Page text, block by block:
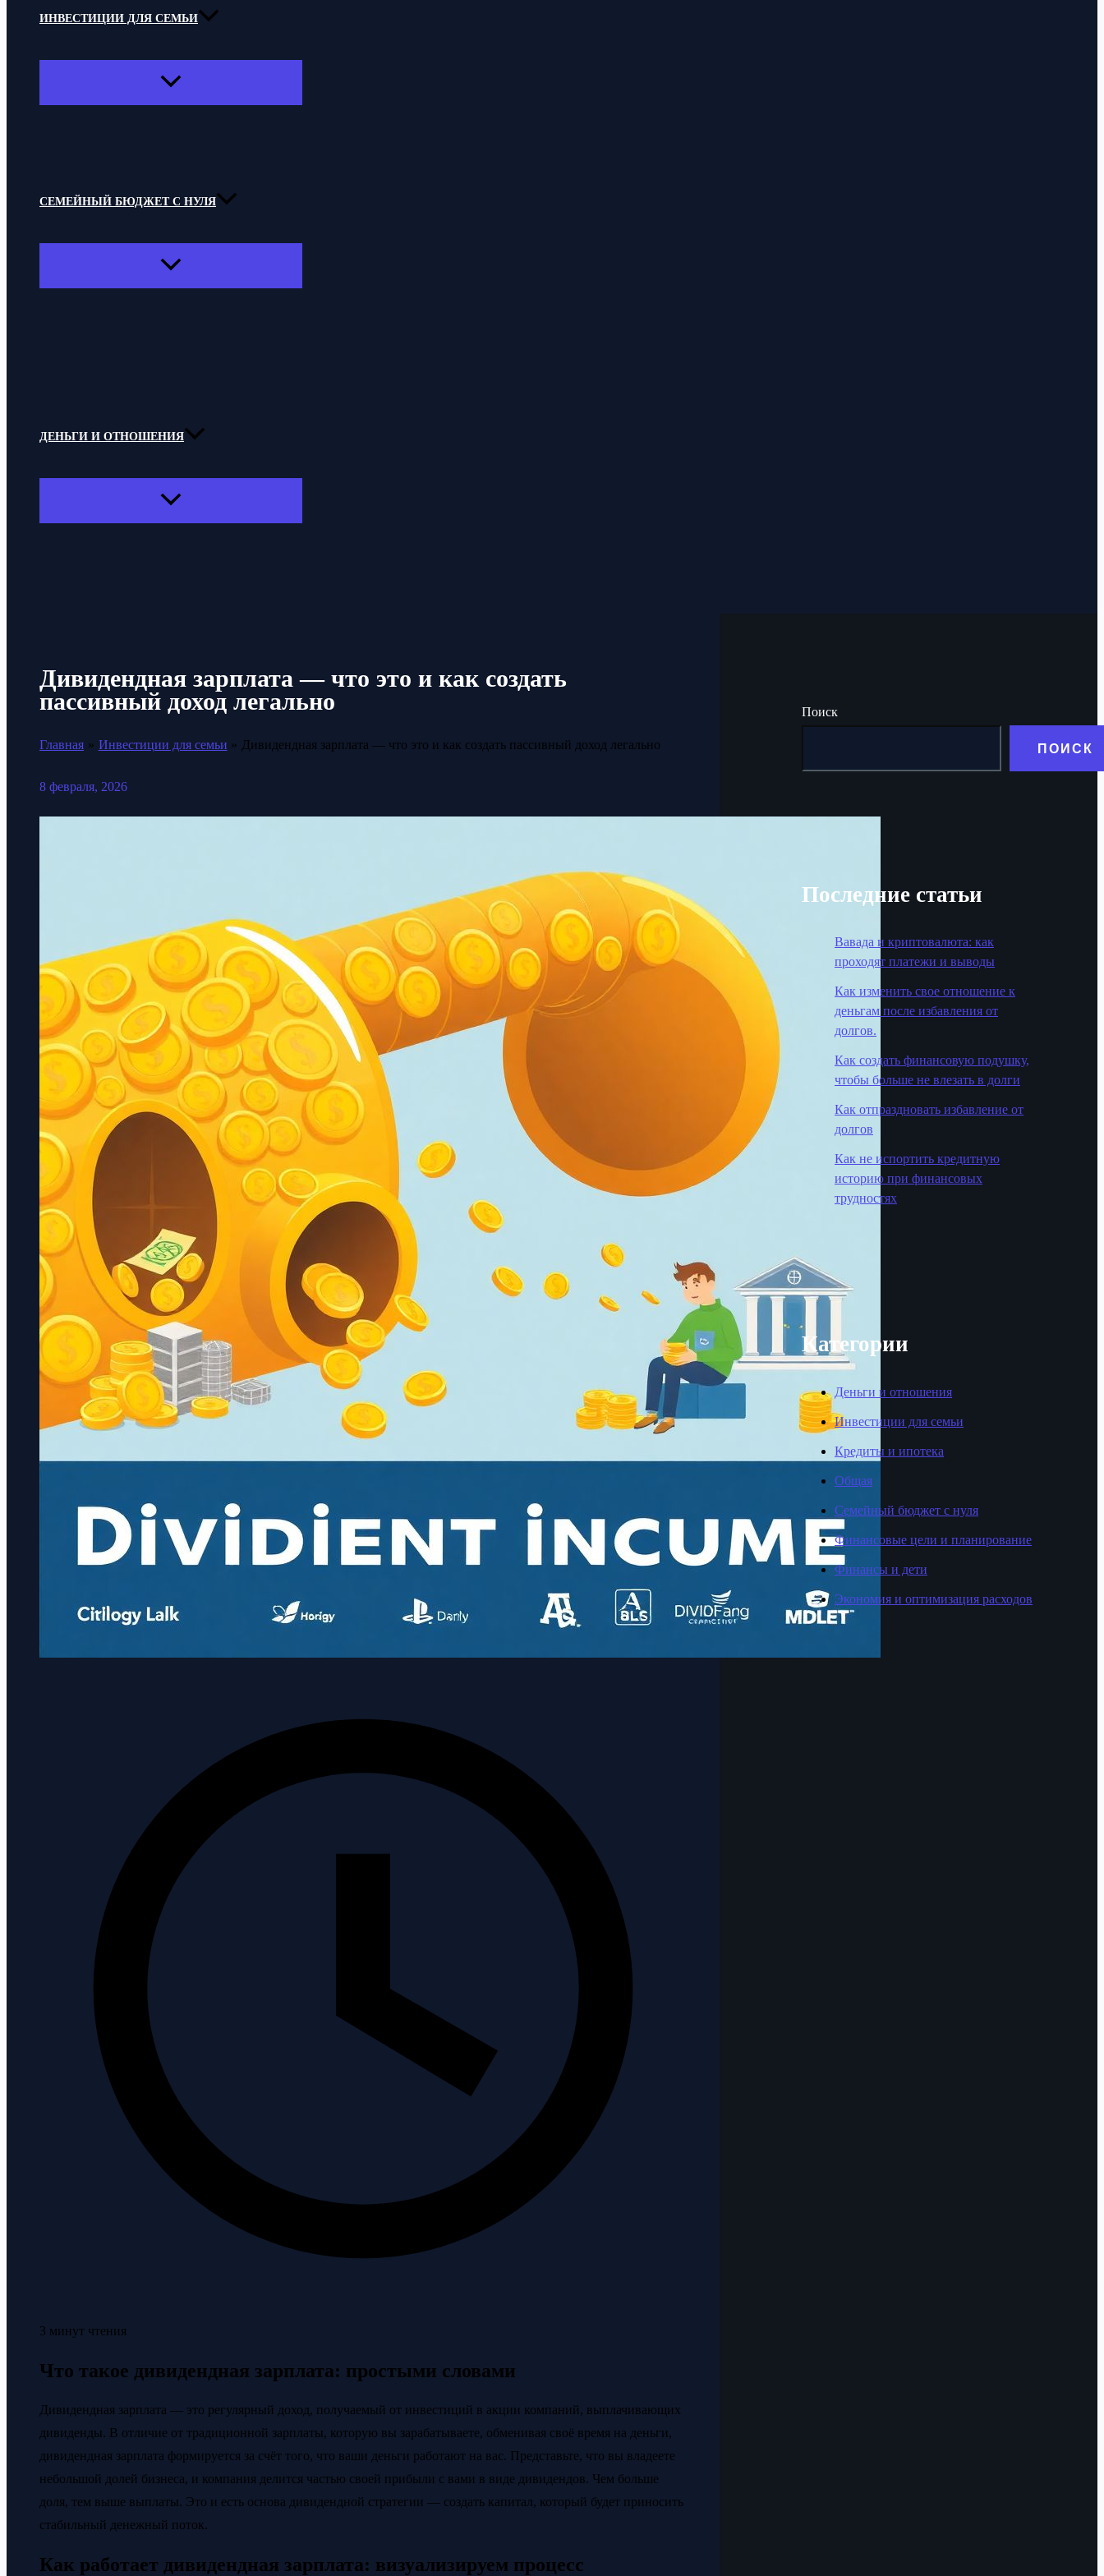
ИНВЕСТИЦИИ ДЛЯ СЕМЬИ
ПЕРЕКЛЮЧАТЕЛЬ
СЕМЕЙНЫЙ БЮДЖЕТ С НУЛЯ
ПЕРЕКЛЮЧАТЕЛЬ
ДЕНЬГИ И ОТНОШЕНИЯ
ПЕРЕКЛЮЧАТЕЛЬ
Дивидендная зарплата — что это и как создать
пассивный доход легально
Главная Инвестиции для семьи Дивидендная зарплата — что это и как создать пассивный доход легально
8 февраля, 2026
3 минут чтения
Что такое дивидендная зарплата: простыми словами
Дивидендная зарплата — это регулярный доход, получаемый от инвестиций в акции компаний, выплачивающих
дивиденды. В отличие от традиционной зарплаты, которую вы зарабатываете, обменивая своё время на деньги,
дивидендная зарплата формируется за счёт того, что ваши деньги работают на вас. Представьте, что вы владеете
небольшой долей бизнеса, и компания делится частью своей прибыли с вами в виде дивидендов. Чем больше
доля, тем выше выплаты. Это и есть основа дивидендной стратегии — создать капитал, который будет приносить
стабильный денежный поток.
Как работает дивидендная зарплата: визуализируем процесс
Поиск
ПОИСК
Последние статьи
Вавада и криптовалюта: как
проходят платежи и выводы
Как изменить свое отношение к
деньгам после избавления от
долгов.
Как создать финансовую подушку,
чтобы больше не влезать в долги
Как отпраздновать избавление от
долгов
Как не испортить кредитную
историю при финансовых
трудностях
Категории
Деньги и отношения
Инвестиции для семьи
Кредиты и ипотека
Общая
Семейный бюджет с нуля
Финансовые цели и планирование
Финансы и дети
Экономия и оптимизация расходов